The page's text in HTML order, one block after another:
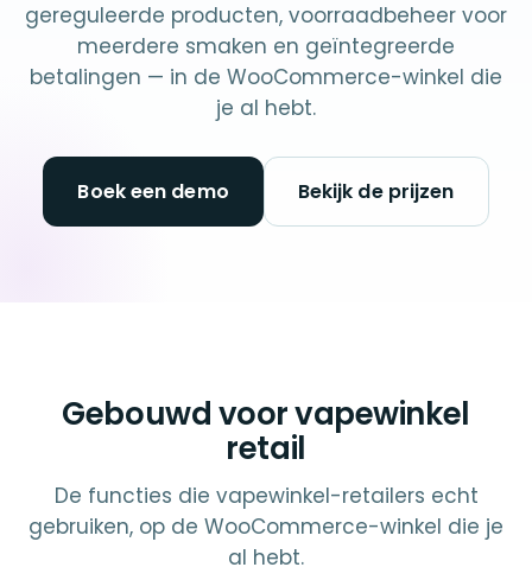
gereguleerde producten, voorraadbeheer voor
meerdere smaken en geïntegreerde
betalingen — in de WooCommerce-winkel die
je al hebt.
Boek een demo Bekijk de prijzen
Gebouwd voor vapewinkel
retail
De functies die vapewinkel-retailers echt
gebruiken, op de WooCommerce-winkel die je
al hebt.